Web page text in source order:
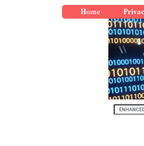
Home